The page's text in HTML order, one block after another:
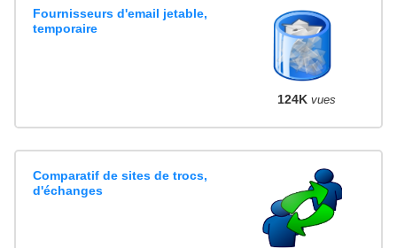
Fournisseurs d'email jetable,
temporaire
124K vues
Comparatif de sites de trocs,
d'échanges